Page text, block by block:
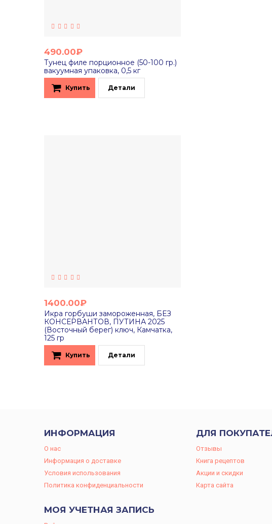
490.00₽
Тунец филе порционное (50-100 гр.)
вакуумная упаковка, 0,5 кг
Купить Детали
1400.00₽
Икра горбуши замороженная, БЕЗ
КОНСЕРВАНТОВ, ПУТИНА 2025
(Восточный берег) ключ, Камчатка,
125 гр
Купить Детали
ИНФОРМАЦИЯ
O нас
Информация о доставке
Условия использования
Политика конфиденциальности
ДЛЯ
Отзывы
Книга рецептов
Акции и скидки
Карта сайта
МОЯ УЧЕТНАЯ ЗАПИСЬ